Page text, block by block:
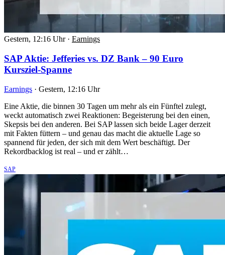
Gestern, 12:16 Uhr · Earnings
SAP Aktie: Jefferies vs. DZ Bank – 90 Euro
Kursziel-Spanne
Earnings · Gestern, 12:16 Uhr
Eine Aktie, die binnen 30 Tagen um mehr als ein Fünftel zulegt,
weckt automatisch zwei Reaktionen: Begeisterung bei den einen,
Skepsis bei den anderen. Bei SAP lassen sich beide Lager derzeit
mit Fakten füttern – und genau das macht die aktuelle Lage so
spannend für jeden, der sich mit dem Wert beschäftigt. Der
Rekordbacklog ist real – und er zählt…
SAP